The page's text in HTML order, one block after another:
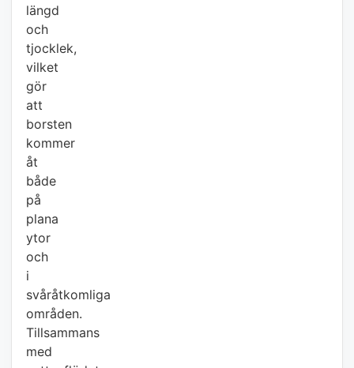
längd
och
tjocklek,
vilket
gör
att
borsten
kommer
åt
både
på
plana
ytor
och
i
svåråtkomliga
områden.
Tillsammans
med